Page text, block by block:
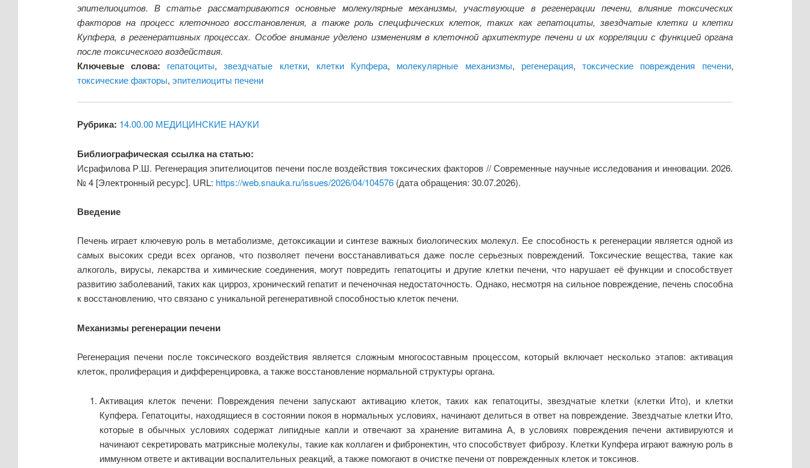
эпителиоцитов. В статье рассматриваются основные молекулярные механизмы, участвующие в регенерации печени, влияние токсических
факторов на процесс клеточного восстановления, а также роль специфических клеток, таких как гепатоциты, звездчатые клетки и клетки
Купфера, в регенеративных процессах. Особое внимание уделено изменениям в клеточной архитектуре печени и их корреляции с функцией органа
после токсического воздействия.
Ключевые слова: гепатоциты,звездчатые клетки, клетки Купфера, молекулярные механизмы, регенерация,токсические повреждения печени,
токсические факторы, эпителиоциты печени
Рубрика: 14.00.00 МЕДИЦИНСКИЕ НАУКИ
Библиографическая ссылка на статью:
Исрафилова Р.Ш. Регенерация эпителиоцитов печени после воздействия токсических факторов // Современные научные исследования и инновации. 2026.
№ 4 [Электронный ресурс]. URL: https://web.snauka.ru/issues/2026/04/104576(дата обращения: 30.07.2026).
Введение
Печень играет ключевую роль в метаболизме, детоксикации и синтезе важных биологических молекул. Ее способность к регенерации является одной из
самых высоких среди всех органов, что позволяет печени восстанавливаться даже после серьезных повреждений. Токсические вещества, такие как
алкоголь, вирусы, лекарства и химические соединения, могут повредить гепатоциты и другие клетки печени, что нарушает её функции и способствует
развитию заболеваний, таких как цирроз, хронический гепатит и печеночная недостаточность. Однако, несмотря на сильное повреждение, печень способна
к восстановлению, что связано с уникальной регенеративной способностью клеток печени.
Механизмы регенерации печени
Регенерация печени после токсического воздействия является сложным многосоставным процессом, который включает несколько этапов: активация
клеток, пролиферация и дифференцировка, а также восстановление нормальной структуры органа.
Активация клеток печени: Повреждения печени запускают активацию клеток, таких как гепатоциты, звездчатые клетки (клетки Ито), и клетки
Купфера. Гепатоциты, находящиеся в состоянии покоя в нормальных условиях, начинают делиться в ответ на повреждение. Звездчатые клетки Ито,
которые в обычных условиях содержат липидные капли и отвечают за хранение витамина А, в условиях повреждения печени активируются и
начинают секретировать матриксные молекулы, такие как коллаген и фибронектин, что способствует фиброзу. Клетки Купфера играют важную роль в
иммунном ответе и активации воспалительных реакций, а также помогают в очистке печени от поврежденных клеток и токсинов.